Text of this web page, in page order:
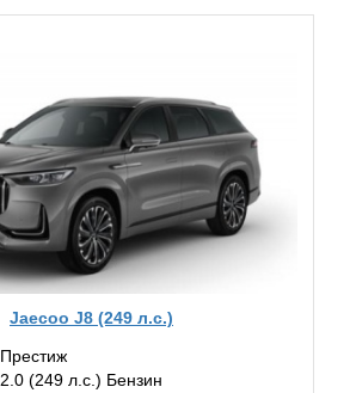
Jaecoo J8 (249 л.с.)
Престиж
2.0 (249 л.с.) Бензин